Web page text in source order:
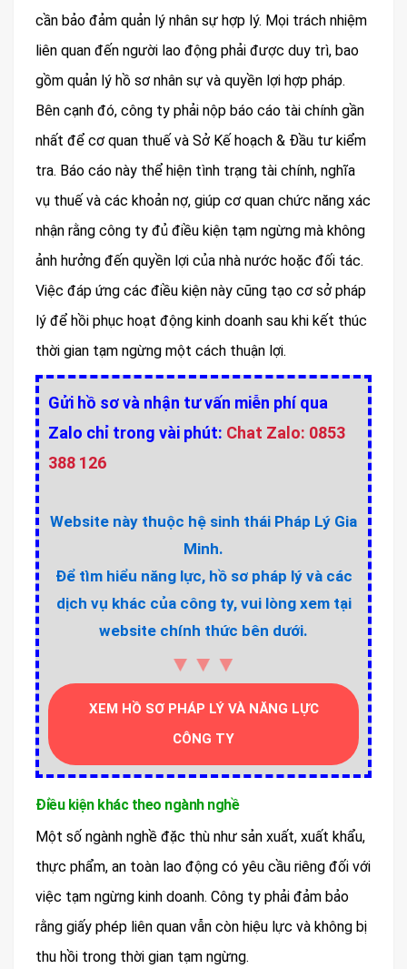
cần bảo đảm quản lý nhân sự hợp lý. Mọi trách nhiệm
liên quan đến người lao động phải được duy trì, bao
gồm quản lý hồ sơ nhân sự và quyền lợi hợp pháp.
Bên cạnh đó, công ty phải nộp báo cáo tài chính gần
nhất để cơ quan thuế và Sở Kế hoạch & Đầu tư kiểm
tra. Báo cáo này thể hiện tình trạng tài chính, nghĩa
vụ thuế và các khoản nợ, giúp cơ quan chức năng xác
nhận rằng công ty đủ điều kiện tạm ngừng mà không
ảnh hưởng đến quyền lợi của nhà nước hoặc đối tác.
Việc đáp ứng các điều kiện này cũng tạo cơ sở pháp
lý để hồi phục hoạt động kinh doanh sau khi kết thúc
thời gian tạm ngừng một cách thuận lợi.
Gửi hồ sơ và nhận tư vấn miễn phí qua
Zalo chỉ trong vài phút: Chat Zalo: 0853
388 126
Website này thuộc hệ sinh thái Pháp Lý Gia
Minh.
Để tìm hiểu năng lực, hồ sơ pháp lý và các
dịch vụ khác của công ty, vui lòng xem tại
website chính thức bên dưới.
▼▼▼
XEM HỒ SƠ PHÁP LÝ VÀ NĂNG LỰC
CÔNG TY
Điều kiện khác theo ngành nghề
Một số ngành nghề đặc thù như sản xuất, xuất khẩu,
thực phẩm, an toàn lao động có yêu cầu riêng đối với
việc tạm ngừng kinh doanh. Công ty phải đảm bảo
rằng giấy phép liên quan vẫn còn hiệu lực và không bị
thu hồi trong thời gian tạm ngừng.